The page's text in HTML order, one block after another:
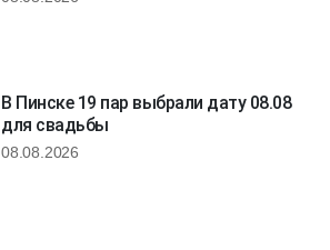
В Пинске 19 пар выбрали дату 08.08
для свадьбы
08.08.2026